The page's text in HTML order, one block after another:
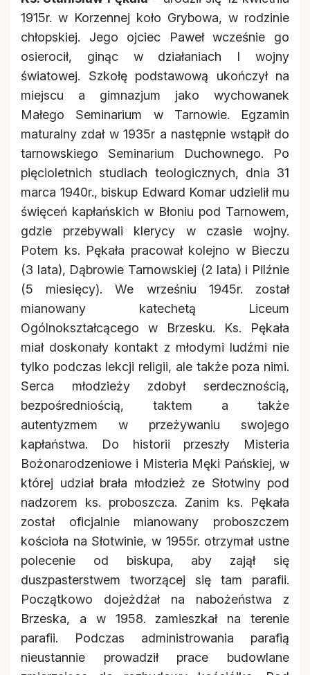
1915r. w Korzennej koło Grybowa, w rodzinie
chłopskiej. Jego ojciec Paweł wcześnie go
osierocił, ginąc w działaniach I wojny
światowej. Szkołę podstawową ukończył na
miejscu a gimnazjum jako wychowanek
Małego Seminarium w Tarnowie. Egzamin
maturalny zdał w 1935r a następnie wstąpił do
tarnowskiego Seminarium Duchownego. Po
pięcioletnich studiach teologicznych, dnia 31
marca 1940r., biskup Edward Komar udzielił mu
święceń kapłańskich w Błoniu pod Tarnowem,
gdzie przebywali klerycy w czasie wojny.
Potem ks. Pękała pracował kolejno w Bieczu
(3 lata), Dąbrowie Tarnowskiej (2 lata) i Pilźnie
(5 miesięcy). We wrześniu 1945r. został
mianowany katechetą Liceum
Ogólnokształcącego w Brzesku. Ks. Pękała
miał doskonały kontakt z młodymi ludźmi nie
tylko podczas lekcji religii, ale także poza nimi.
Serca młodzieży zdobył serdecznością,
bezpośredniością, taktem a także
autentyzmem w przeżywaniu swojego
kapłaństwa. Do historii przeszły Misteria
Bożonarodzeniowe i Misteria Męki Pańskiej, w
której udział brała młodzież ze Słotwiny pod
nadzorem ks. proboszcza. Zanim ks. Pękała
został oficjalnie mianowany proboszczem
kościoła na Słotwinie, w 1955r. otrzymał ustne
polecenie od biskupa, aby zajął się
duszpasterstwem tworzącej się tam parafii.
Początkowo dojeżdżał na nabożeństwa z
Brzeska, a w 1958. zamieszkał na terenie
parafii. Podczas administrowania parafią
nieustannie prowadził prace budowlane